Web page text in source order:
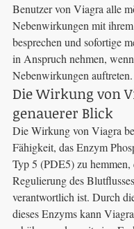
Benutzer von Viagra alle
Nebenwirkungen mit
besprechen und sofortige
in Anspruch nehmen,
Nebenwirkungen auftreten.
Die Wirkung von
genauerer Blick
Die Wirkung von Viagra
Fähigkeit, das Enzym
Typ 5 (PDE5) zu hemmen,
Regulierung des
verantwortlich ist. Durch
dieses Enzyms kann